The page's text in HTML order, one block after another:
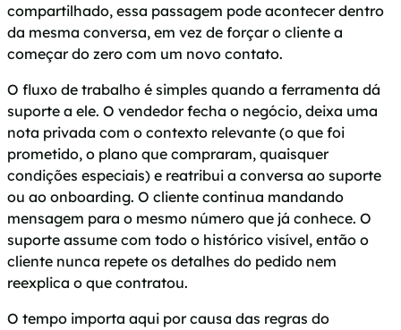
compartilhado, essa passagem pode acontecer dentro
da mesma conversa, em vez de forçar o cliente a
começar do zero com um novo contato.
O fluxo de trabalho é simples quando a ferramenta dá
suporte a ele. O vendedor fecha o negócio, deixa uma
nota privada com o contexto relevante (o que foi
prometido, o plano que compraram, quaisquer
condições especiais) e reatribui a conversa ao suporte
ou ao onboarding. O cliente continua mandando
mensagem para o mesmo número que já conhece. O
suporte assume com todo o histórico visível, então o
cliente nunca repete os detalhes do pedido nem
reexplica o que contratou.
O tempo importa aqui por causa das regras do